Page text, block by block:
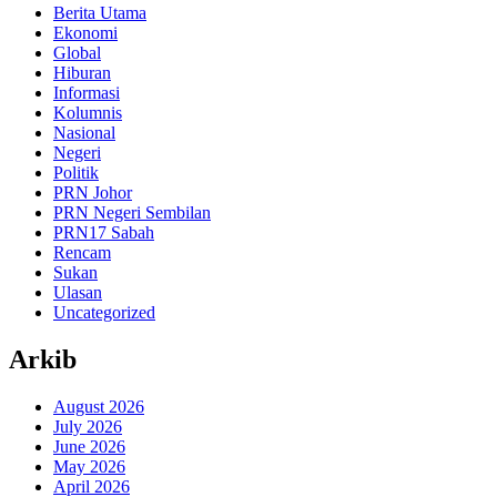
Berita Utama
Ekonomi
Global
Hiburan
Informasi
Kolumnis
Nasional
Negeri
Politik
PRN Johor
PRN Negeri Sembilan
PRN17 Sabah
Rencam
Sukan
Ulasan
Uncategorized
Arkib
August 2026
July 2026
June 2026
May 2026
April 2026